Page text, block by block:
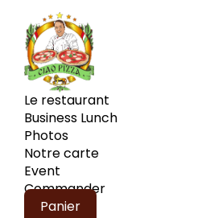
Le restaurant
Business Lunch
Photos
Notre carte
Event
Commander
Panier